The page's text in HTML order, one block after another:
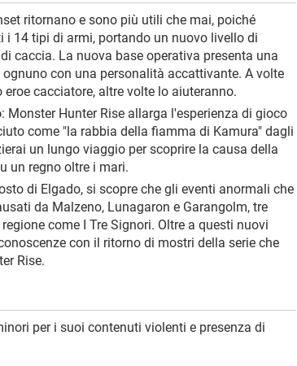
ritornano e sono più utili che mai, poiché
i 14 tipi di armi, portando un nuovo livello di
caccia. La nuova base operativa presenta una
con una personalità accattivante. A volte
cacciatore, altre volte lo aiuteranno.
: Monster Hunter Rise allarga l'esperienza di gioco
come "la rabbia della fiamma di Kamura" dagli
un lungo viaggio per scoprire la causa della
un regno oltre i mari.
di Elgado, si scopre che gli eventi anormali che
da Malzeno, Lunagaron e Garangolm, tre
come I Tre Signori. Oltre a questi nuovi
con il ritorno di mostri della serie che
Rise.
per i suoi contenuti violenti e presenza di